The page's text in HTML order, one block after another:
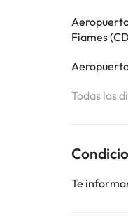
Fiames
Todas las
Te